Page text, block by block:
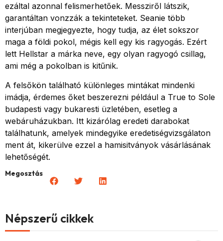
ezáltal azonnal felismerhetőek. Messziről látszik,
garantáltan vonzzák a tekinteteket. Seanie több
interjúban megjegyezte, hogy tudja, az élet sokszor
maga a földi pokol, mégis kell egy kis ragyogás. Ezért
lett Hellstar a márka neve, egy olyan ragyogó csillag,
ami még a pokolban is kitűnik.
A felsőkön található különleges mintákat mindenki
imádja, érdemes őket beszerezni például a True to Sole
budapesti vagy bukaresti üzletében, esetleg a
webáruházukban. Itt kizárólag eredeti darabokat
találhatunk, amelyek mindegyike eredetiségvizsgálaton
ment át, kikerülve ezzel a hamisitványok vásárlásának
lehetőségét.
Megosztás
Népszerű cikkek